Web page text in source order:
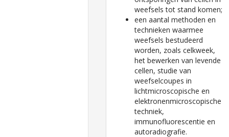
weefsels tot stand komen;
een aantal methoden en
technieken waarmee
weefsels bestudeerd
worden, zoals celkweek,
het bewerken van levende
cellen, studie van
weefselcoupes in
lichtmicroscopische en
elektronenmicroscopische
techniek,
immunofluorescentie en
autoradiografie.